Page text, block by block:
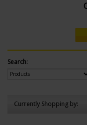
Search:
Currently Shopping by: